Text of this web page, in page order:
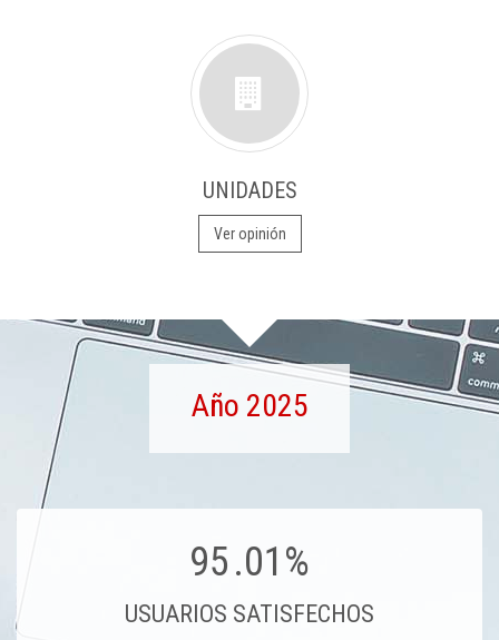
UNIDADES
Ver opinión
Año 2025
95.01%
USUARIOS SATISFECHOS